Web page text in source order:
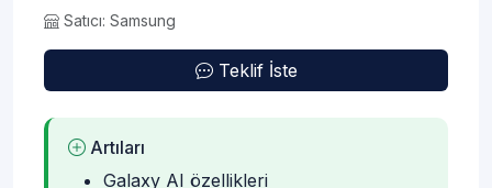
Satıcı: Samsung
Teklif İste
Artıları
Galaxy AI özellikleri